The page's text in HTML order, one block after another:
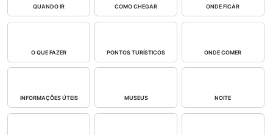
QUANDO IR COMO CHEGAR ONDE FICAR
O QUE FAZER PONTOS TURÍSTICOS ONDE COMER
INFORMAÇÕES ÚTEIS MUSEUS NOITE